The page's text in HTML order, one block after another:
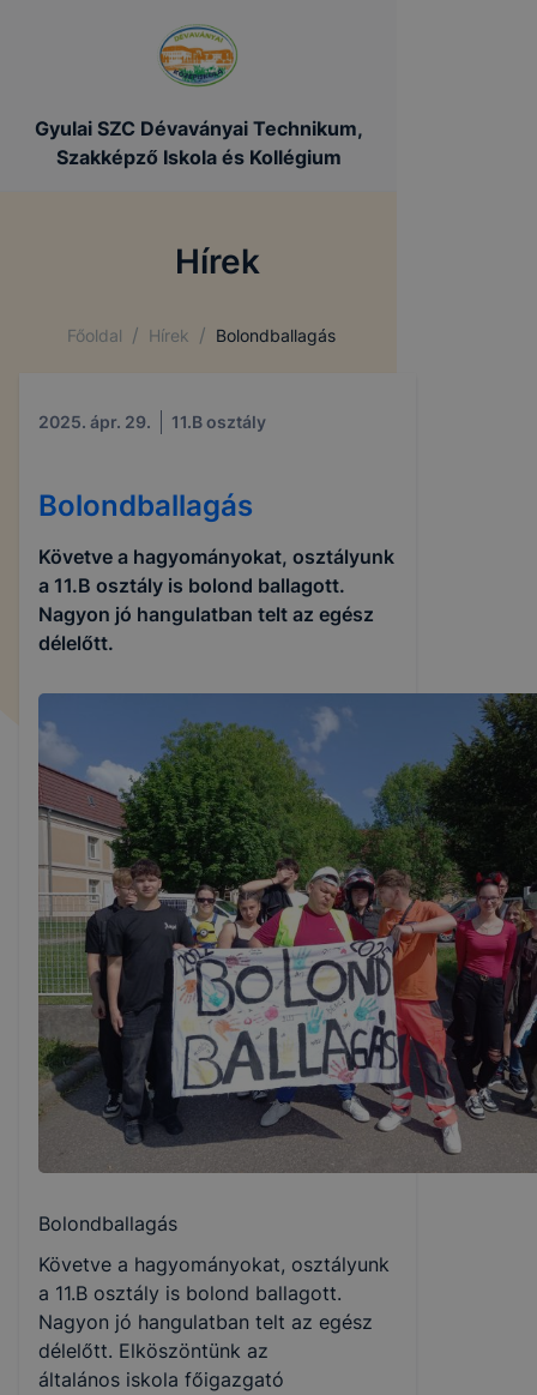
Gyulai SZC Dévaványai Technikum,
Szakképző Iskola és Kollégium
Hírek
Főoldal / Hírek / Bolondballagás
2025. ápr. 29. 11.B osztály
Bolondballagás
Követve a hagyományokat, osztályunk
a 11.B osztály is bolond ballagott.
Nagyon jó hangulatban telt az egész
délelőtt.
Bolondballagás
Követve a hagyományokat, osztályunk
a 11.B osztály is bolond ballagott.
Nagyon jó hangulatban telt az egész
délelőtt. Elköszöntünk az
általános iskola főigazgató